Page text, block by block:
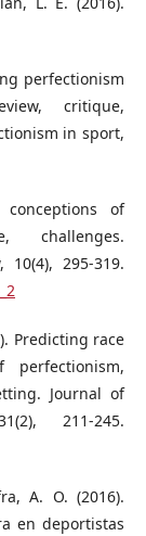
perfectionism
critique,
in sport,
of
challenges.
295-319.
Predicting race
Journal of
211-245.
A. O. (2016).
en deportistas